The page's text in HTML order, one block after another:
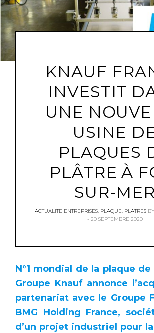
KNAUF
INVESTIT
UNE
USINE
PLAQUES
PLÂTRE À
SUR-MER
ACTUALITÉ ENTREPRISES, PLAQUE, PLATRES
20 SEPTEMBRE 2020
N°1 mondial de la plaque
Groupe Knauf annonce
partenariat avec le Groupe
BMG Holding France,
d’un projet industriel pour